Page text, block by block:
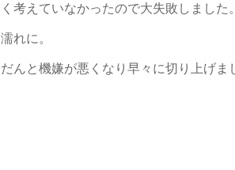
考えていなかったので大失敗しました。
れに。
んと機嫌が悪くなり早々に切り上げま